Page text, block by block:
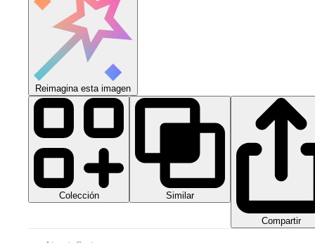
Reimagina esta imagen
Colección Similar
Compartir